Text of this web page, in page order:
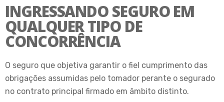
INGRESSANDO SEGURO EM
QUALQUER TIPO DE
CONCORRÊNCIA
O seguro que objetiva garantir o fiel cumprimento das
obrigações assumidas pelo tomador perante o segurado
no contrato principal firmado em âmbito distinto.